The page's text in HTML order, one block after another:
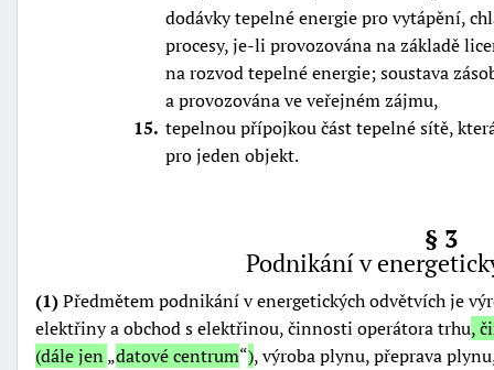
dodávky tepelné energie pro vytápění,
procesy, je-li provozována na základě
na rozvod tepelné energie; soustava
a provozována ve veřejném zájmu,
15 tepelnou přípojkou část tepelné sítě,
pro jeden objekt.
§ 3
Podnikání v
(1)Předmětem podnikání v energetických odvětvích je
elektřiny a obchod s elektřinou, činnosti operátora trhu,
(dále jen datové centrum ), výroba plynu, přeprava